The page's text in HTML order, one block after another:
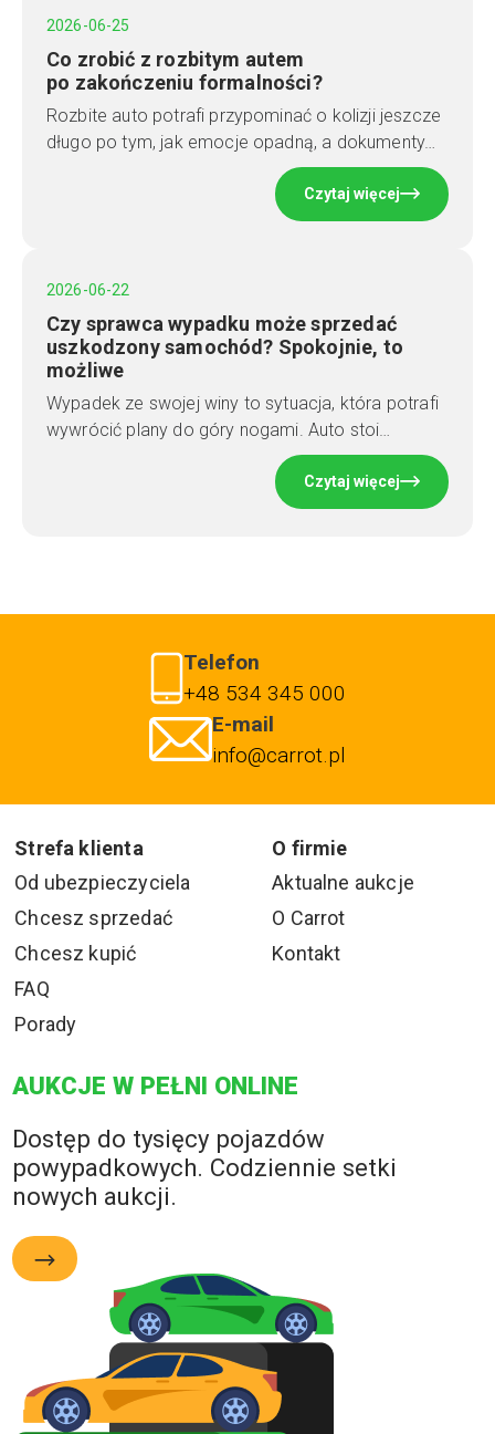
2026-06-25
Co zrobić z rozbitym autem
po zakończeniu formalności?
Rozbite auto potrafi przypominać o kolizji jeszcze
długo po tym, jak emocje opadną, a dokumenty…
Czytaj więcej
2026-06-22
Czy sprawca wypadku może sprzedać
uszkodzony samochód? Spokojnie, to
możliwe
Wypadek ze swojej winy to sytuacja, która potrafi
wywrócić plany do góry nogami. Auto stoi…
Czytaj więcej
Telefon
+48 534 345 000
E-mail
info@carrot.pl
Strefa klienta
O firmie
Od ubezpieczyciela
Chcesz sprzedać
Chcesz kupić
FAQ
Porady
Aktualne aukcje
O Carrot
Kontakt
AUKCJE W PEŁNI ONLINE
Dostęp do tysięcy pojazdów
powypadkowych. Codziennie setki
nowych aukcji.